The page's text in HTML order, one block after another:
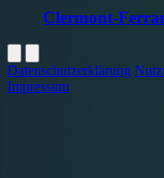
Clermont-
Datenschutzerklärung
Impressum